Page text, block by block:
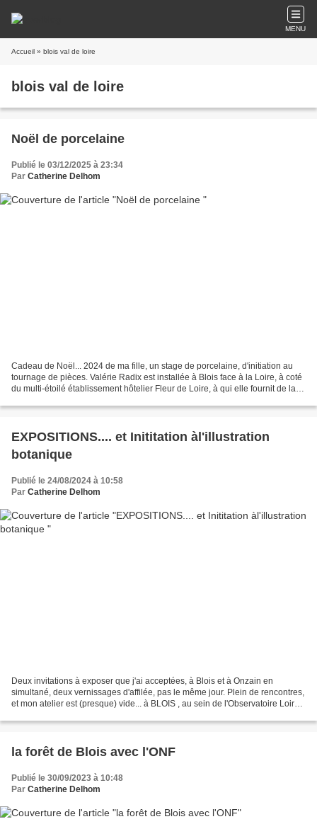
MENU
Accueil » blois val de loire
blois val de loire
Noël de porcelaine
Publié le 03/12/2025 à 23:34
Par Catherine Delhom
Cadeau de Noël... 2024 de ma fille, un stage de porcelaine, d'initiation au
tournage de pièces. Valérie Radix est installée à Blois face à la Loire, à coté
du multi-étoilé établissement hôtelier Fleur de Loire, à qui elle fournit de la
EXPOSITIONS.... et Inititation àl'illustration
botanique
Publié le 24/08/2024 à 10:58
Par Catherine Delhom
Deux invitations à exposer que j'ai acceptées, à Blois et à Onzain en
simultané, deux vernissages d'affilée, pas le même jour. Plein de rencontres,
et mon atelier est (presque) vide... à BLOIS , au sein de l'Observatoire Loire
la forêt de Blois avec l'ONF
Publié le 30/09/2023 à 10:48
Par Catherine Delhom